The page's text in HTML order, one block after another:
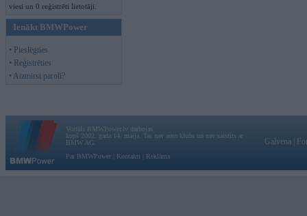
viesi un 0 reģistrēti lietotāji.
Ienākt BMWPower
• Pieslēgties
• Reģistrēties
• Aizmirsi paroli?
Vortāls BMWPower.lv darbojas
kopš 2002. gada 14. maija. Tas nav auto klubs un nav saistīts ar
BMW AG.
Par BMWPower
Kontakti Reklāma
Galvena